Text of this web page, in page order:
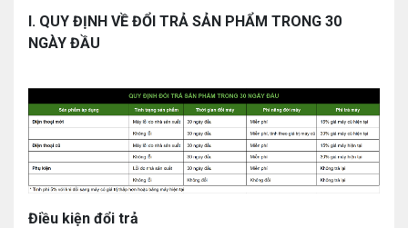
I. QUY ĐỊNH VỀ ĐỔI TRẢ SẢN PHẨM TRONG 30
NGÀY ĐẦU
Điều kiện đổi trả